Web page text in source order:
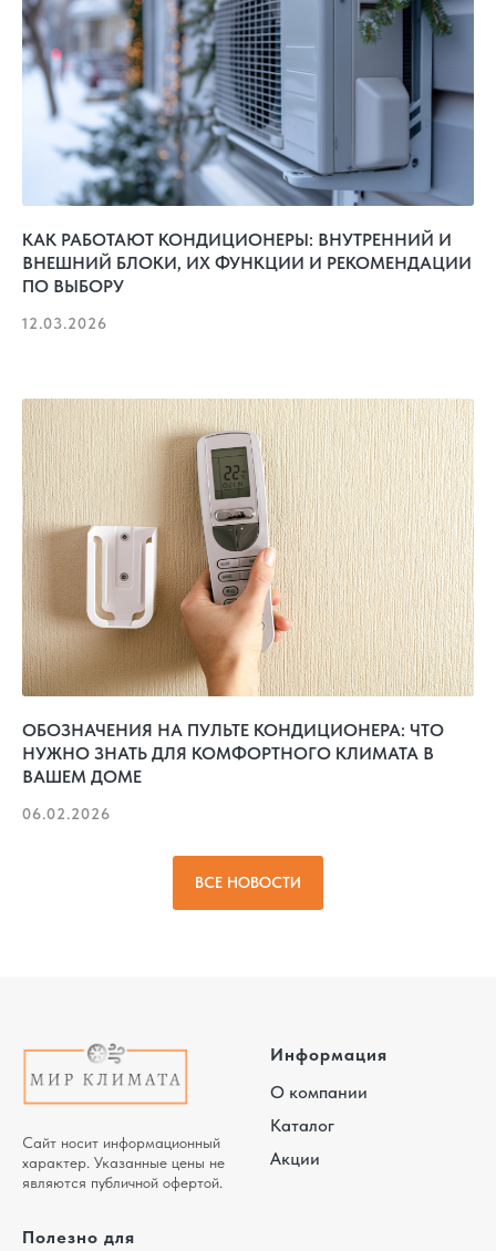
КАК РАБОТАЮТ КОНДИЦИОНЕРЫ: ВНУТРЕННИЙ И
ВНЕШНИЙ БЛОКИ, ИХ ФУНКЦИИ И РЕКОМЕНДАЦИИ
ПО ВЫБОРУ
12.03.2026
ОБОЗНАЧЕНИЯ НА ПУЛЬТЕ КОНДИЦИОНЕРА: ЧТО
НУЖНО ЗНАТЬ ДЛЯ КОМФОРТНОГО КЛИМАТА В
ВАШЕМ ДОМЕ
06.02.2026
ВСЕ НОВОСТИ
Сайт носит информационный
характер. Указанные цены не
являются публичной офертой.
Информация
О компании
Каталог
Акции
Полезно для